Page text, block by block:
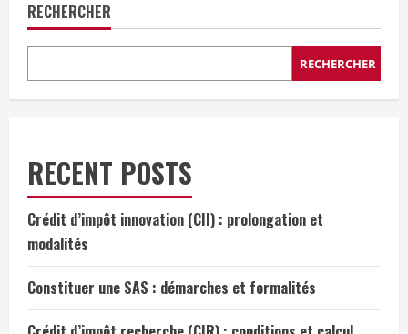
RECHERCHER
RECHERCHER
RECENT POSTS
Crédit d’impôt innovation (CII) : prolongation et
modalités
Constituer une SAS : démarches et formalités